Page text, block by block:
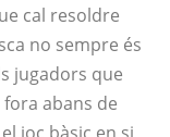
cal resoldre
no sempre és
jugadors que
abans de